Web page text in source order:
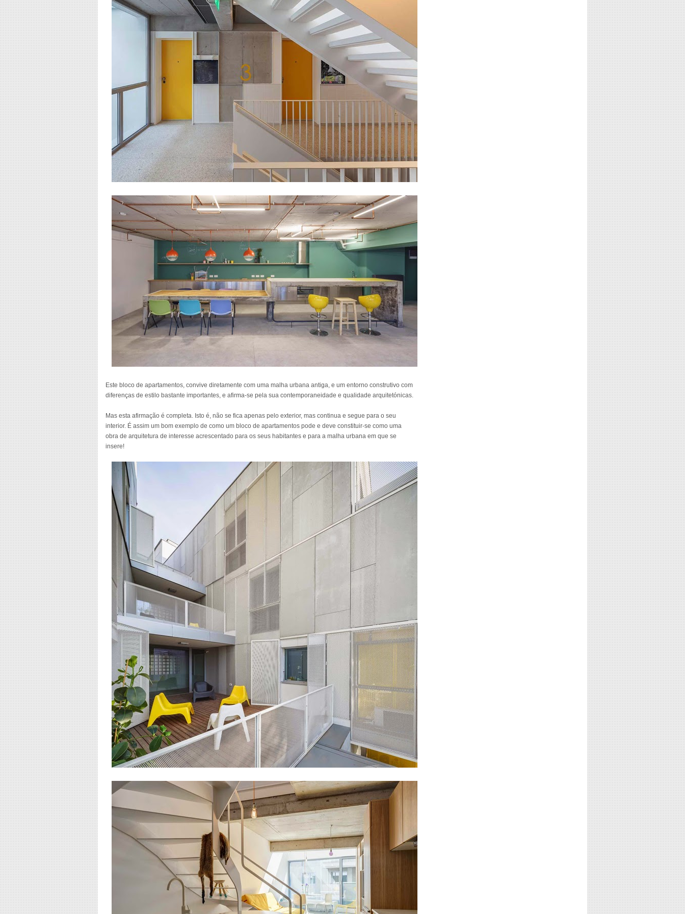
Este bloco de apartamentos, convive diretamente com uma malha urbana antiga, e um entorno construtivo com
diferenças de estilo bastante importantes, e afirma-se pela sua contemporaneidade e qualidade arquitetónicas.
Mas esta afirmação é completa. Isto é, não se fica apenas pelo exterior, mas continua e segue para o seu
interior. É assim um bom exemplo de como um bloco de apartamentos pode e deve constituir-se como uma
obra de arquitetura de interesse acrescentado para os seus habitantes e para a malha urbana em que se
insere!